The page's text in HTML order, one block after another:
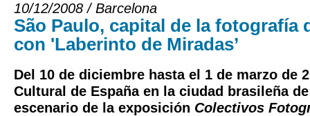
10/12/2008 / Barcelona
São Paulo, capital de la fotografía
con 'Laberinto de Miradas’
Del 10 de diciembre hasta el 1 de marzo de
Cultural de España en la ciudad brasileña
escenario de la exposición Colectivos